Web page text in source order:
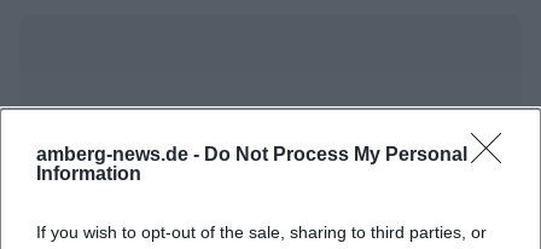
amberg-news.de - Do Not Process My Personal
Information
If you wish to opt-out of the sale, sharing to third parties, or